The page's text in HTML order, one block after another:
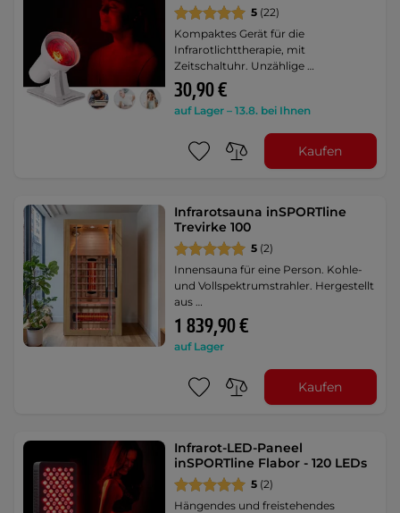
5 (22)
Kompaktes Gerät für die
Infrarotlichttherapie, mit
Zeitschaltuhr. Unzählige …
30,90 €
auf Lager – 13.8. bei Ihnen
Kaufen
Infrarotsauna inSPORTline
Trevirke 100
5 (2)
Innensauna für eine Person. Kohle-
und Vollspektrumstrahler. Hergestellt
aus …
1 839,90 €
auf Lager
Kaufen
Infrarot-LED-Paneel
inSPORTline Flabor - 120 LEDs
5 (2)
Hängendes und freistehendes